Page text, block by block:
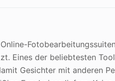
Eines der beliebtesten
Gesichter mit anderen